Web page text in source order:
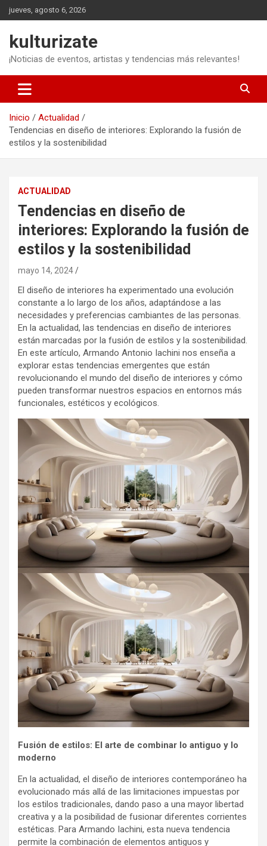
Saltar
al
jueves, agosto 6, 2026
kulturizate
¡Noticias de eventos, artistas y tendencias más relevantes!
Inicio
Actualidad
Tendencias en diseño de interiores: Explorando la fusión de
estilos y la sostenibilidad
ACTUALIDAD
Tendencias en diseño de
interiores: Explorando la fusión de
estilos y la sostenibilidad
mayo 14, 2024
El diseño de interiores ha experimentado una evolución
constante a lo largo de los años, adaptándose a las
necesidades y preferencias cambiantes de las personas.
En la actualidad, las tendencias en diseño de interiores
están marcadas por la fusión de estilos y la sostenibilidad.
En este artículo, Armando Antonio Iachini nos enseña a
explorar estas tendencias emergentes que están
revolucionando el mundo del diseño de interiores y cómo
pueden transformar nuestros espacios en entornos más
funcionales, estéticos y ecológicos.
Fusión de estilos: El arte de combinar lo antiguo y lo
moderno
En la actualidad, el diseño de interiores contemporáneo ha
evolucionado más allá de las limitaciones impuestas por
los estilos tradicionales, dando paso a una mayor libertad
creativa y a la posibilidad de fusionar diferentes corrientes
estéticas. Para Armando Iachini, esta nueva tendencia
permite la combinación de elementos antiguos y